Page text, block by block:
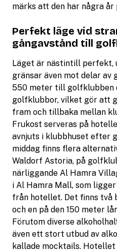
märks att den har några år
Perfekt läge vid
gångavstånd till
Läget är nästintill perfekt,
gränsar även mot delar av
550 meter till golfklubben
golfklubbor, vilket gör att
fram och tillbaka mellan
Frukost serveras på
avnjuts i klubbhuset efter
middag finns flera
Waldorf Astoria, på
närliggande Al Hamra
i Al Hamra Mall, som
från hotellet. Det finns två
och en på den 150 meter
Förutom diverse
även ett stort utbud av
kallade mocktails.